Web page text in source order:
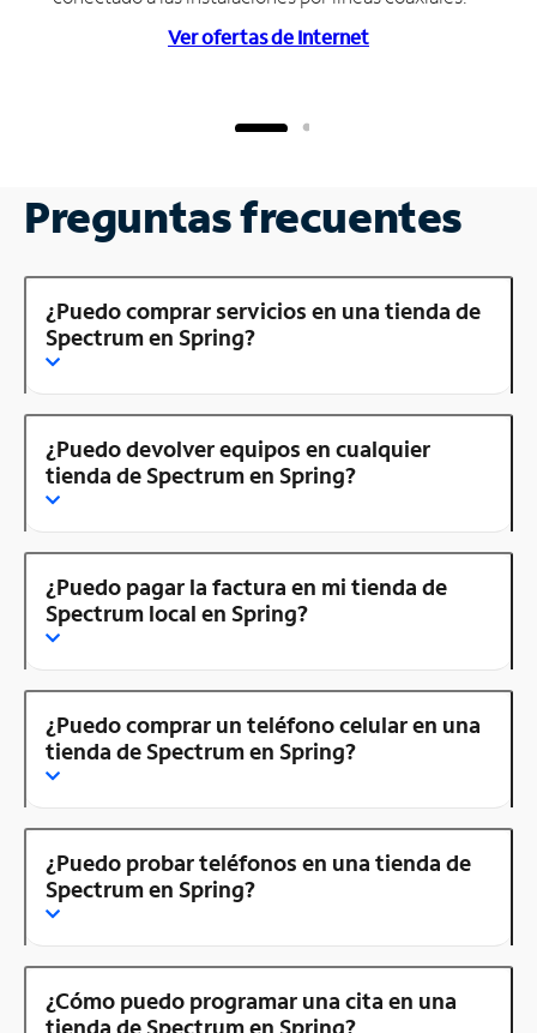
Ver ofertas de Internet
Preguntas frecuentes
¿Puedo comprar servicios en una tienda de
Spectrum en Spring?
¿Puedo devolver equipos en cualquier
tienda de Spectrum en Spring?
¿Puedo pagar la factura en mi tienda de
Spectrum local en Spring?
¿Puedo comprar un teléfono celular en una
tienda de Spectrum en Spring?
¿Puedo probar teléfonos en una tienda de
Spectrum en Spring?
¿Cómo puedo programar una cita en una
tienda de Spectrum en Spring?